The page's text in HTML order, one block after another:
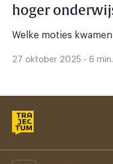
hoger
Welke moties
27 oktober 2025 - 6 min.